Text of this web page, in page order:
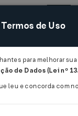
Acessar
de Uso
para melhorar
de Dados (Lei nº
leu e concorda com